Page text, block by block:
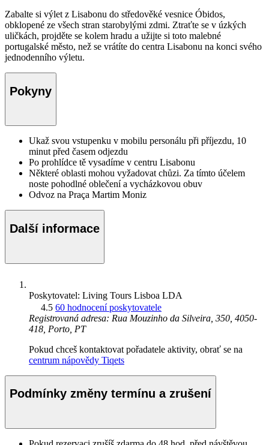
Zabalte si výlet z Lisabonu do středověké vesnice Óbidos,
obklopené ze všech stran starobylými zdmi. Ztraťte se v úzkých
uličkách, projděte se kolem hradu a užijte si toto malebné
portugalské město, než se vrátíte do centra Lisabonu na konci svého
jednodenního výletu.
Pokyny
Ukaž svou vstupenku v mobilu personálu při příjezdu, 10
minut před časem odjezdu
Po prohlídce tě vysadíme v centru Lisabonu
Některé oblasti mohou vyžadovat chůzi. Za tímto účelem
noste pohodlné oblečení a vycházkovou obuv
Odvoz na Praça Martim Moniz
Další informace
Poskytovatel: Living Tours Lisboa LDA
4.5 60 hodnocení poskytovatele
Registrovaná adresa: Rua Mouzinho da Silveira, 350, 4050-
418, Porto, PT
Pokud chceš kontaktovat pořadatele aktivity, obrať se na
centrum nápovědy Tiqets
Podmínky změny termínu a zrušení